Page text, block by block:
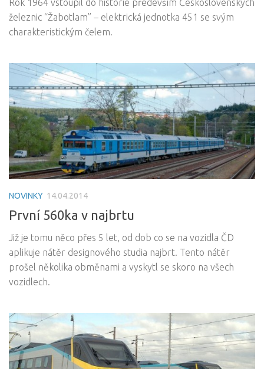
Rok 1964 vstoupil do historie především Československých
železnic “Žabotlam” – elektrická jednotka 451 se svým
charakteristickým čelem.
NOVINKY 14.04.2014
První 560ka v najbrtu
Již je tomu něco přes 5 let, od dob co se na vozidla ČD
aplikuje nátěr designového studia najbrt. Tento nátěr
prošel několika obměnami a vyskytl se skoro na všech
vozidlech.